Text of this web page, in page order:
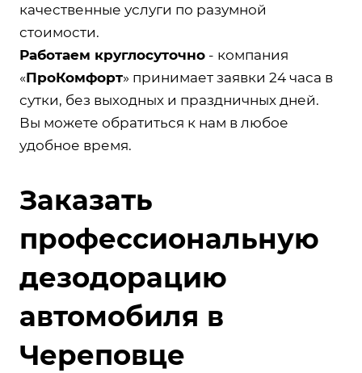
качественные услуги по разумной
стоимости.
Работаем круглосуточно - компания
«ПроКомфорт» принимает заявки 24 часа в
сутки, без выходных и праздничных дней.
Вы можете обратиться к нам в любое
удобное время.
Заказать
профессиональную
дезодорацию
автомобиля в
Череповце